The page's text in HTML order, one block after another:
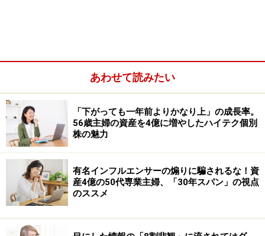
あわせて読みたい
「下がっても一年前よりかなり上」の成長率。
56歳主婦の資産を4億に増やしたハイテク個別
株の魅力
有名インフルエンサーの煽りに騙されるな！資
産4億の50代専業主婦、「30年スパン」の視点
のススメ